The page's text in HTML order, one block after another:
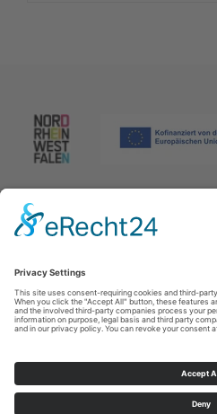
Afdruk|Privacybeleid|
contact met
T: +49 (0) 2974 96980 E: